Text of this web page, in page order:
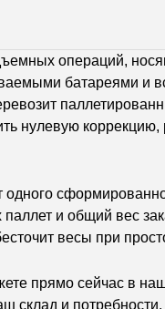
операций,
батареями и
нулевую коррекцию,
и общий вес
весы при
прямо сейчас в
склад и